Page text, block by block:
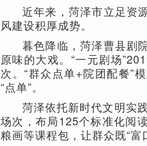
近年来，菏泽市立足资
风建设积厚成势。
暮色降临，菏泽曹县剧
原味的大戏。“一元剧场
次。“群众点单+院团配餐”
“点单”。
菏泽依托新时代文明实
场次，布局125个标准化阅
粮画等课程包，让群众既“富